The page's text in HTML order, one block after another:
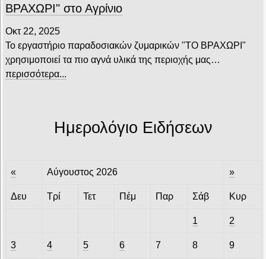
ΒΡΑΧΩΡΙ" στο Αγρίνιο
Οκτ 22, 2025
Το εργαστήριο παραδοσιακών ζυμαρικών "ΤΟ ΒΡΑΧΩΡΙ"
χρησιμοποιεί τα πιο αγνά υλικά της περιοχής μας…
περισσότερα...
Ημερολόγιο Ειδήσεων
« Αύγουστος 2026 »
Δευ Τρί Τετ Πέμ Παρ Σάβ Κυρ
1 2
3 4 5 6 7 8 9